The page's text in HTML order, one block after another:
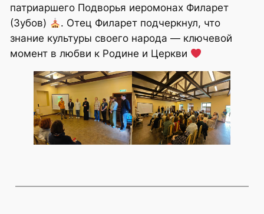
патриаршего Подворья иеромонах Филарет
(Зубов)
. Отец Филарет подчеркнул, что
знание культуры своего народа — ключевой
момент в любви к Родине и Церкви